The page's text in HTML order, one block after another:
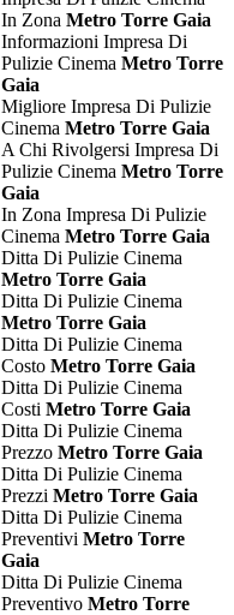
In ZonaMetro Torre Gaia
Informazioni Impresa Di
Pulizie CinemaMetro Torre
Gaia
Migliore Impresa Di Pulizie
CinemaMetro Torre Gaia
A Chi Rivolgersi Impresa Di
Pulizie CinemaMetro Torre
Gaia
In Zona Impresa Di Pulizie
CinemaMetro Torre Gaia
Ditta Di Pulizie Cinema
Metro Torre Gaia
Ditta Di Pulizie Cinema
Metro Torre Gaia
Ditta Di Pulizie Cinema
CostoMetro Torre Gaia
Ditta Di Pulizie Cinema
CostiMetro Torre Gaia
Ditta Di Pulizie Cinema
PrezzoMetro Torre Gaia
Ditta Di Pulizie Cinema
PrezziMetro Torre Gaia
Ditta Di Pulizie Cinema
PreventiviMetro Torre
Gaia
Ditta Di Pulizie Cinema
PreventivoMetro Torre